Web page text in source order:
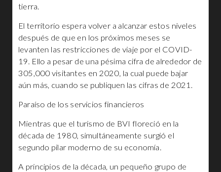
tierra.
El territorio espera volver a alcanzar estos niveles
después de que en los próximos meses se
levanten las restricciones de viaje por el COVID-
19. Ello a pesar de una pésima cifra de alrededor de
305,000 visitantes en 2020, la cual puede bajar
aún más, cuando se publiquen las cifras de 2021.
Paraíso de los servicios financieros
Mientras que el turismo de BVI floreció en la
década de 1980, simultáneamente surgió el
segundo pilar moderno de su economía.
A principios de la década, un pequeño grupo de